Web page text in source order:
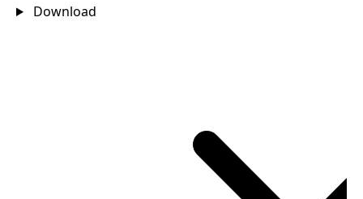
Download